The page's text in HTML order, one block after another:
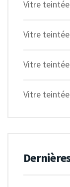
Vitre teintée
Vitre teintée
Vitre
Vitre teintée